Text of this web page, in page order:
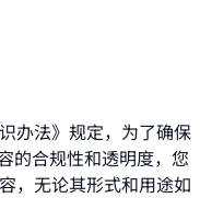
办法》规定，为了确保
的合规性和透明度，您
，无论其形式和用途如